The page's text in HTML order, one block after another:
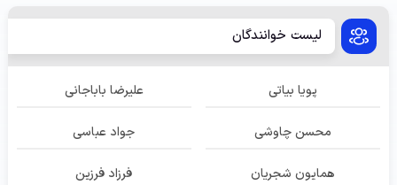
لیست خوانندگان
پویا بیاتی علیرضا باباجانی
محسن چاوشی جواد عباسی
همایون شجریان فرزاد فرزین